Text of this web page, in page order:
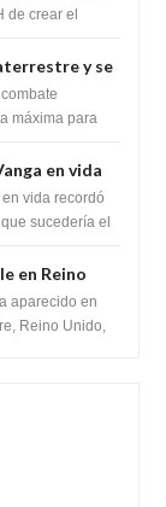
de
de crear el
y se
satélite
máxima para
en vida
la vidente
vida recordó
sucedería el
en Reino
aparecido en
Reino Unido,